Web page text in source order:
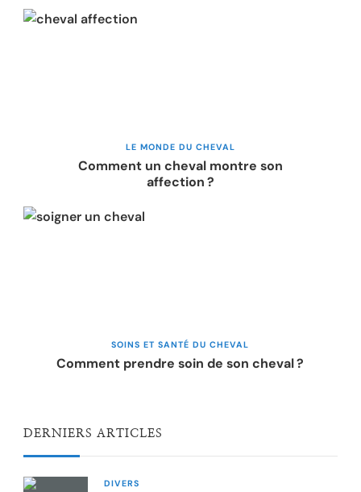
LE MONDE DU CHEVAL
Comment un cheval montre son
affection ?
SOINS ET SANTÉ DU CHEVAL
Comment prendre soin de son cheval ?
DERNIERS ARTICLES
DIVERS